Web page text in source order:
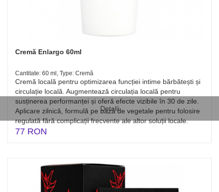
Detalii
Cremă Enlargo 60ml
Cantitate: 60 ml, Type: Cremă
Cremă locală pentru optimizarea funcției intime bărbătești și
circulație locală. Augmentează circulația locală pentru
susținerea performanței și oferă efecte vizibile în 30 de zile.
Aplicare zilnică, formulă pe bază de vegetale pentru folosire
regulată fără complicații frecvente ale altor soluții locale.
77 RON